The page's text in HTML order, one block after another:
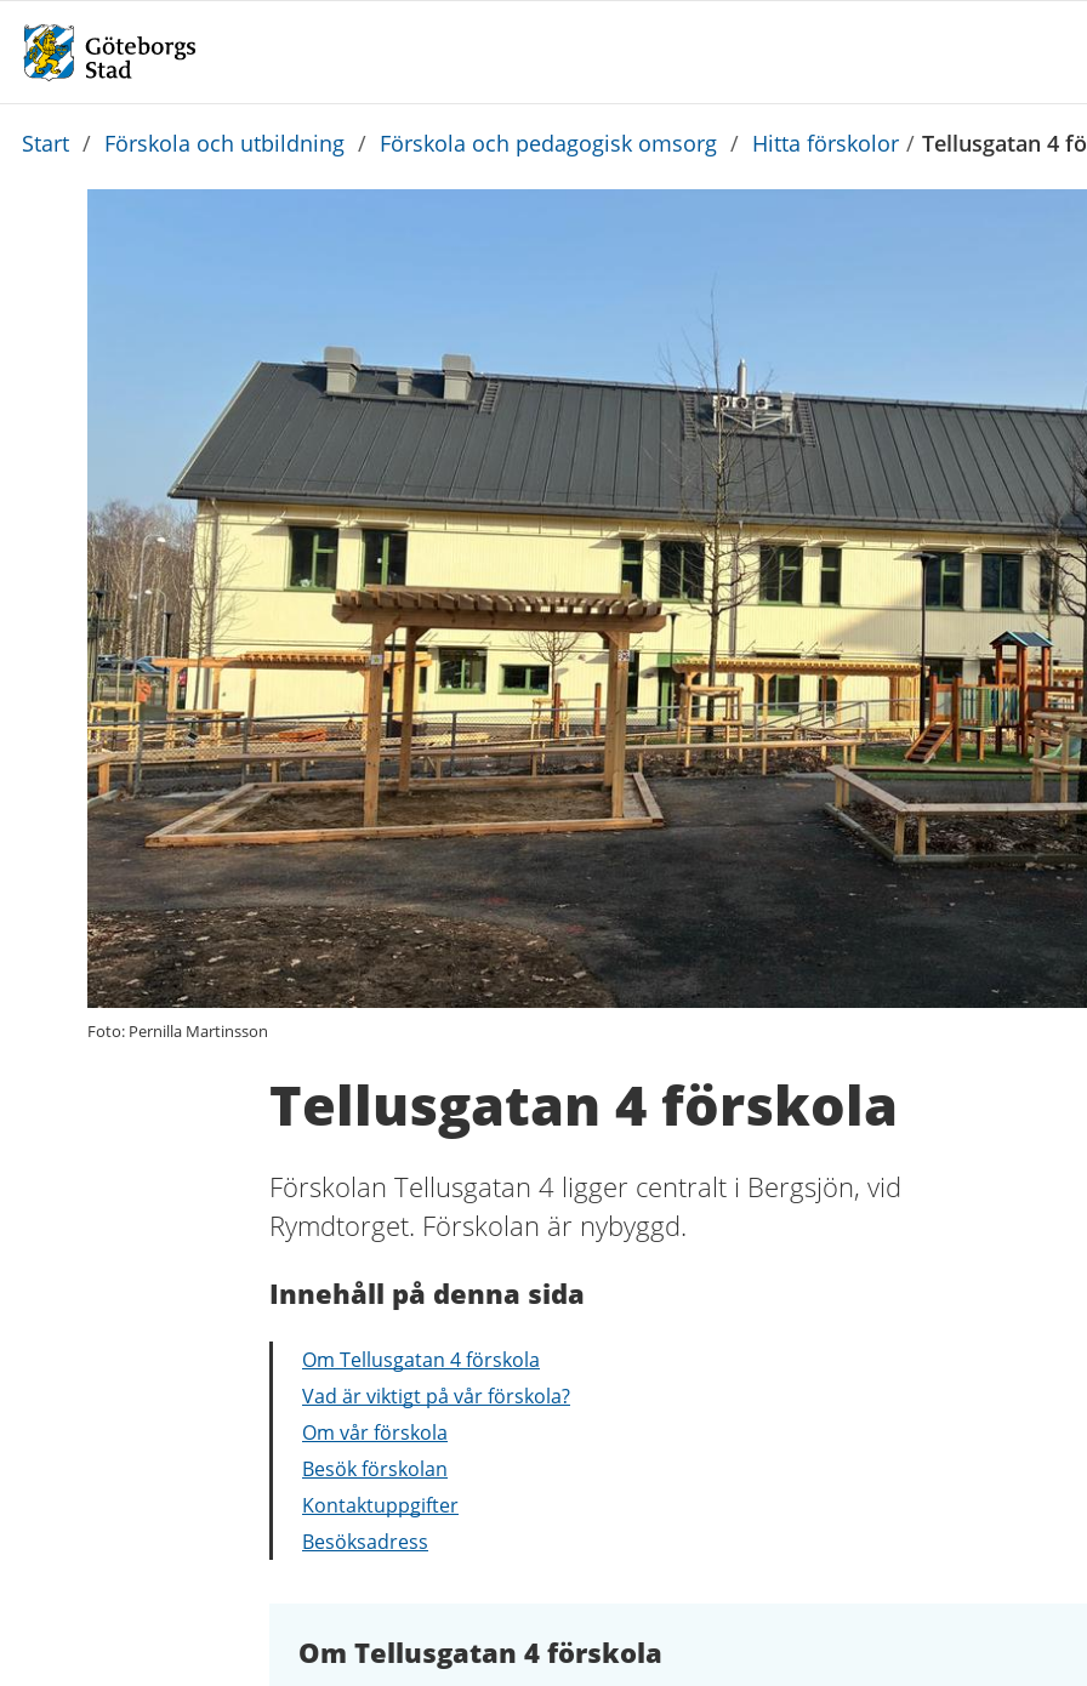
Du
Start / Förskola och utbildning / Förskola och pedagogisk omsorg / Hitta förskolor / Tellusgatan 4
Foto: Pernilla Martinsson
Tellusgatan 4 förskola
Förskolan Tellusgatan 4 ligger centralt i Bergsjön, vid
Rymdtorget. Förskolan är nybyggd.
Innehåll på denna sida
Om Tellusgatan 4 förskola
Vad är viktigt på vår förskola?
Om vår förskola
Besök förskolan
Kontaktuppgifter
Besöksadress
Om Tellusgatan 4 förskola